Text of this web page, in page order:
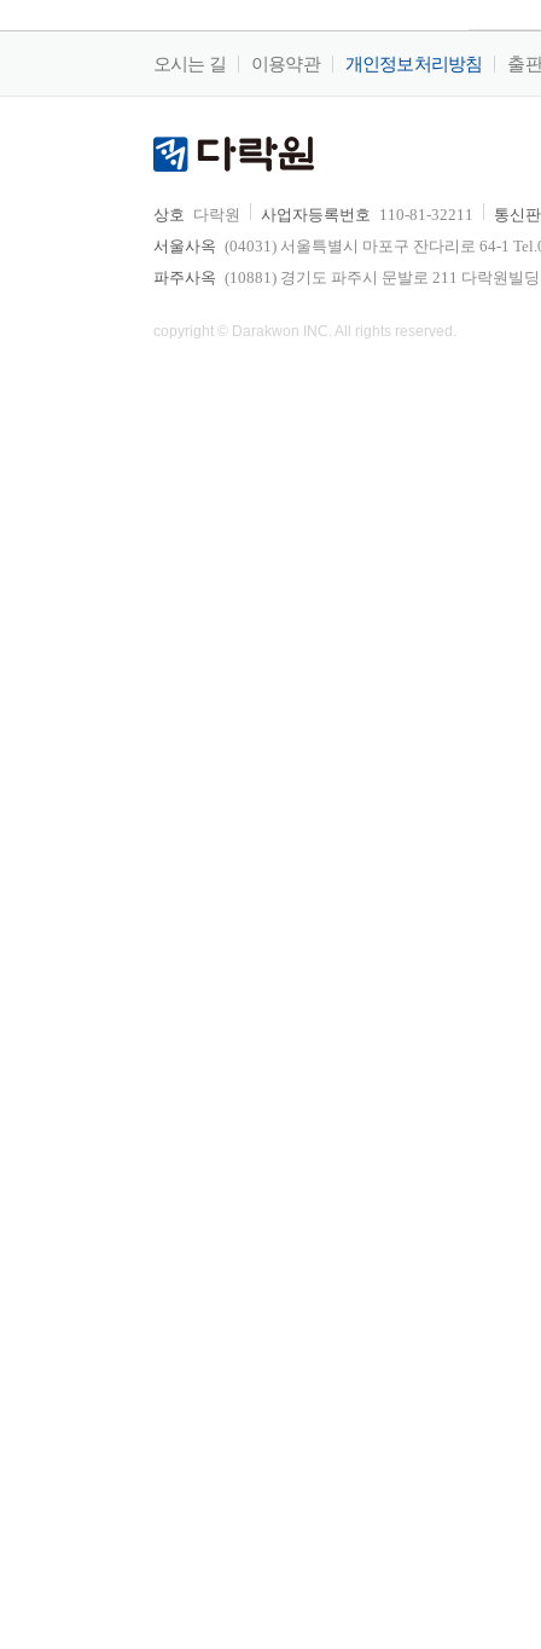
오시는 길 이용약관 개인정보처리방침 출
상호 다락원 사업자등록번호 110-81-32211
통신
서울사옥 (04031) 서울특별시 마포구 잔다리로 64-1
파주사옥 (10881) 경기도 파주시 문발로 211 다락원빌
copyright © Darakwon INC. All rights reserved.